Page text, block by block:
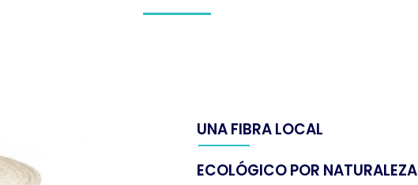
UNA FIBRA LOCAL
ECOLÓGICO POR NATURALEZA